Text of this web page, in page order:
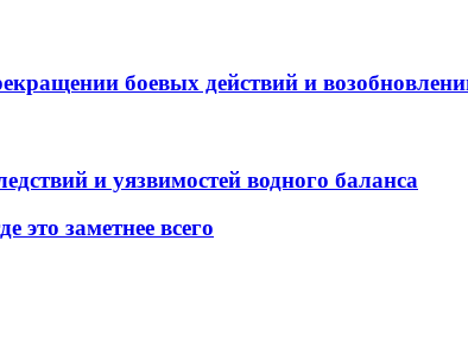
боевых действий и
и уязвимостей водного баланса
это заметнее всего